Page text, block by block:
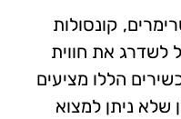
קונסולות
לשדרג את חווית
הללו מציעים
שלא ניתן למצוא